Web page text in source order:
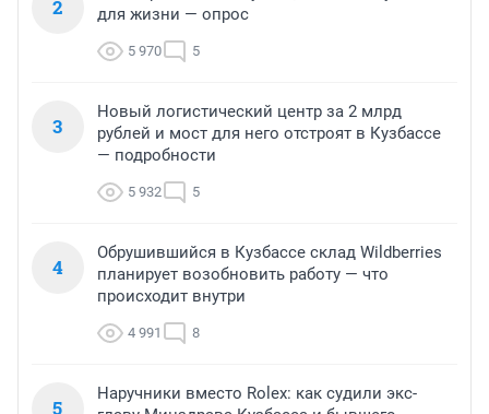
2
для жизни — опрос
5 970 5
3
Новый логистический центр за 2 млрд
рублей и мост для него отстроят в Кузбассе
— подробности
5 932 5
4
Обрушившийся в Кузбассе склад Wildberries
планирует возобновить работу — что
происходит внутри
4 991 8
5
Наручники вместо Rolex: как судили экс-